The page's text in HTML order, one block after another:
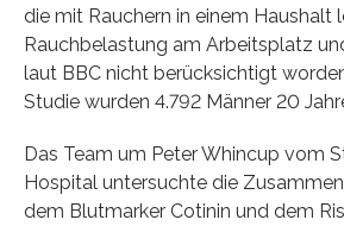
die mit Rauchern in einem Haushalt
Rauchbelastung am Arbeitsplatz
laut BBC nicht berücksichtigt
Studie wurden 4.792 Männer 20
Das Team um Peter Whincup vom
Hospital untersuchte die
dem Blutmarker Cotinin und dem